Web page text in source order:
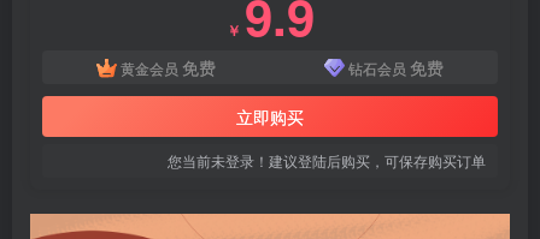
￥ 9.9
黄金会员 免费 钻石会员 免费
立即购买
您当前未登录！建议登陆后购买，可保存购买订单